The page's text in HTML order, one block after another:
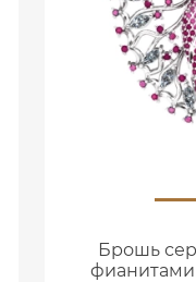
Брошь
фианитами